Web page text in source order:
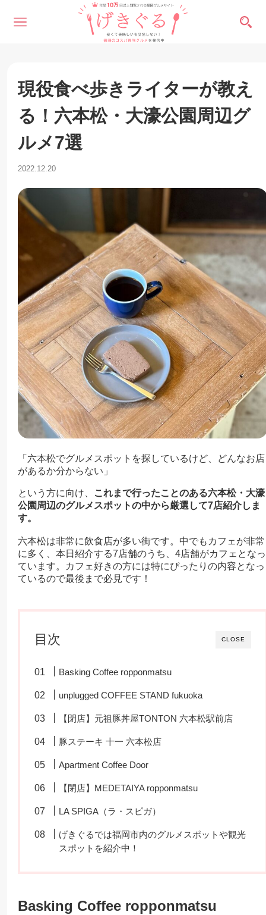
現役食べ歩きライターが教え
る！六本松・大濠公園周辺グ
ルメ7選
2022.12.20
「六本松でグルメスポットを探しているけど、どんなお店
があるか分からない」
という方に向け、
これまで行ったことのある六本松・大濠
公園周辺のグルメスポットの中から厳選して7店紹介しま
す。
六本松は非常に飲食店が多い街です。中でもカフェが非常
に多く、本日紹介する7店舗のうち、4店舗がカフェとなっ
ています。カフェ好きの方には特にぴったりの内容となっ
ているので最後まで必見です！
CLOSE
目次
Basking Coffee ropponmatsu
unplugged COFFEE STAND fukuoka
【閉店】元祖豚丼屋TONTON 六本松駅前店
豚ステーキ 十一 六本松店
Apartment Coffee Door
【閉店】MEDETAIYA ropponmatsu
LA SPIGA（ラ・スピガ）
げきぐるでは福岡市内のグルメスポットや観光
スポットを紹介中！
Basking Coffee ropponmatsu